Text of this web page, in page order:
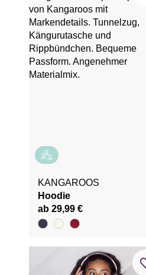
KANGAROOS
Hoodie
ab 29,99 €